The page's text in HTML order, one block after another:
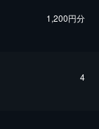
1,200円分
4